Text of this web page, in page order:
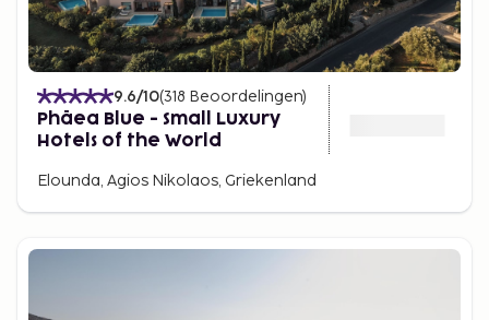
9.6/10(318 Beoordelingen)
Phāea Blue - Small Luxury
Hotels of the World
Elounda, Agios Nikolaos, Griekenland